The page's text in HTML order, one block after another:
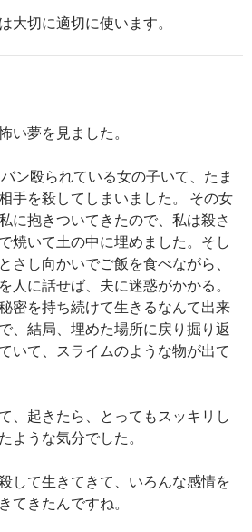
大切に適切に使います。
い夢を見ました。
バン殴られている女の子いて、たま
手を殺してしまいました。 その女
に抱きついてきたので、私は殺さ
焼いて土の中に埋めました。そし
さし向かいでご飯を食べながら、
人に話せば、夫に迷惑がかかる。
密を持ち続けて生きるなんて出来
、結局、埋めた場所に戻り掘り返
いて、スライムのような物が出て
、起きたら、とってもスッキリし
ような気分でした。
して生きてきて、いろんな感情を
てきたんですね。